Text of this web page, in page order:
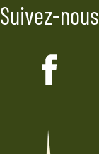
Suivez-nous